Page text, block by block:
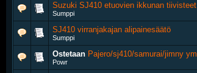
Suzuki SJ410 etuovien ikkunan tiivisteet
Sumppi
SJ410 virranjakajan alipainesäätö
Sumppi
Ostetaan Pajero/sj410/samurai/jimny ym
Powr